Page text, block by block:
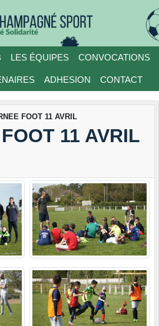
LES ÉQUIPES CONVOCATIONS
ADHESION CONTACT
FOOT 11 AVRIL
11 AVRIL